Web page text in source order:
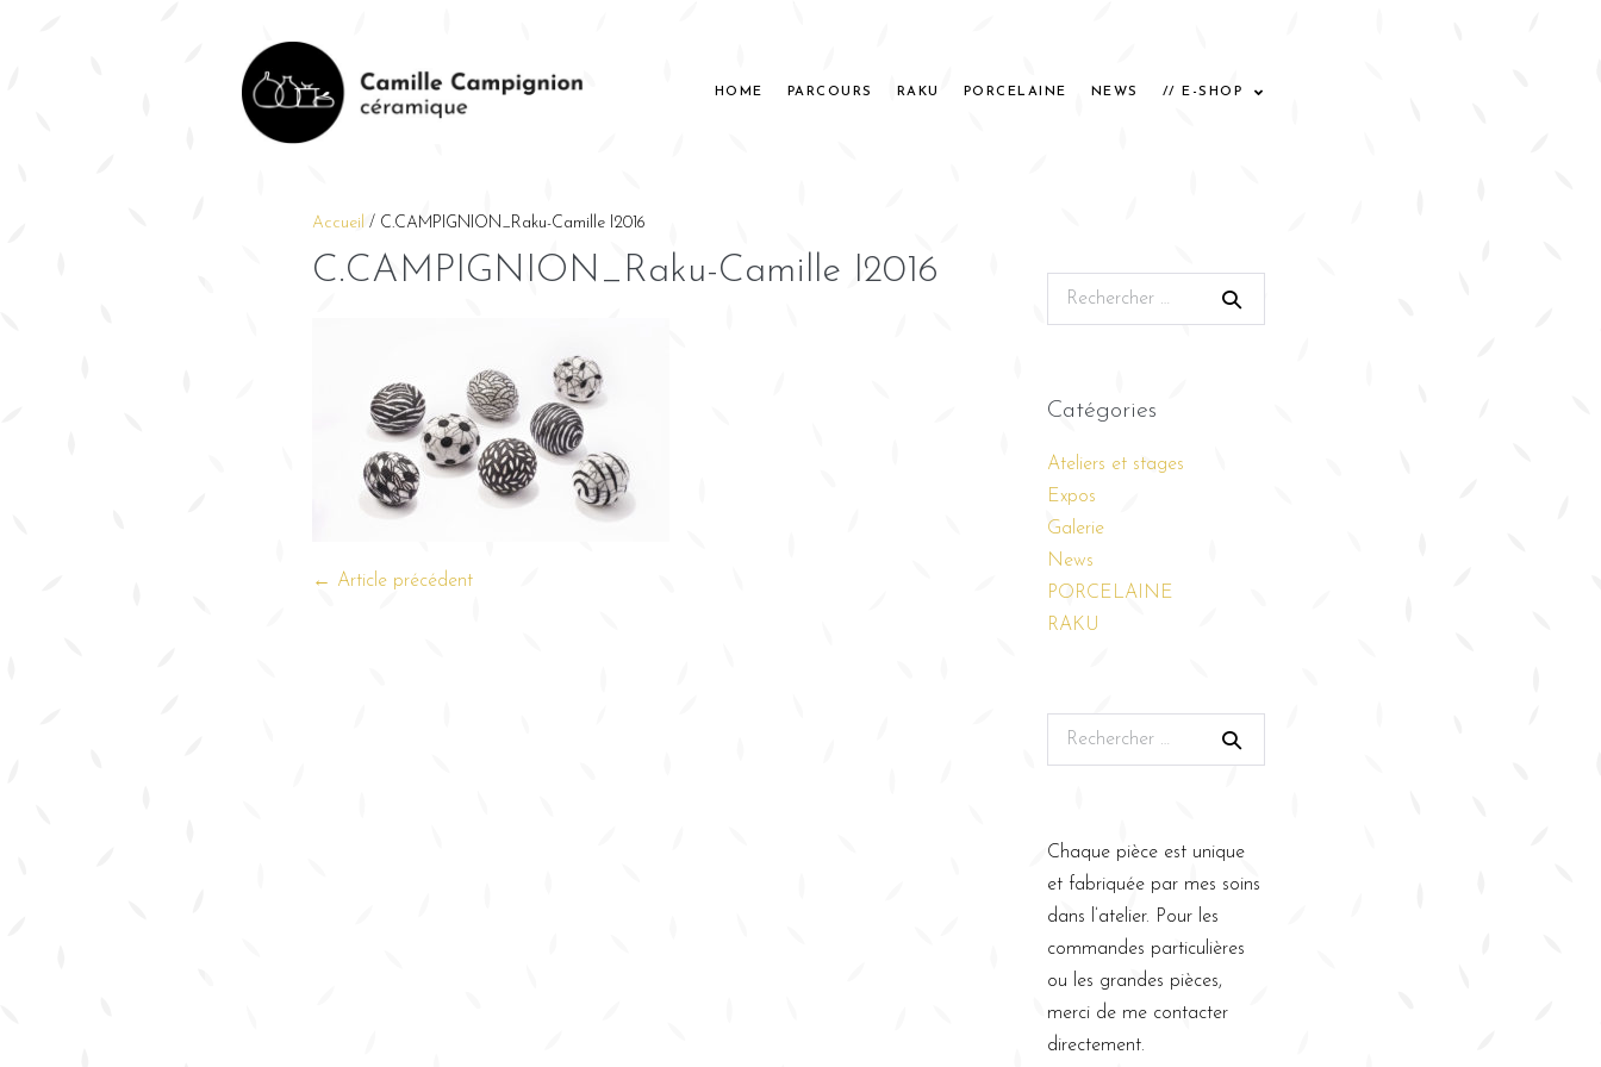
HOME PARCOURS RAKU PORCELAINE NEWS // E-SHOP
Accueil / C.CAMPIGNION_Raku-Camille I2016
C.CAMPIGNION_Raku-Camille I2016
← Article précédent
Catégories
Ateliers et stages
Expos
Galerie
News
PORCELAINE
RAKU
Chaque pièce est unique
et fabriquée par mes soins
dans l’atelier. Pour les
commandes particulières
ou les grandes pièces,
merci de me contacter
directement.